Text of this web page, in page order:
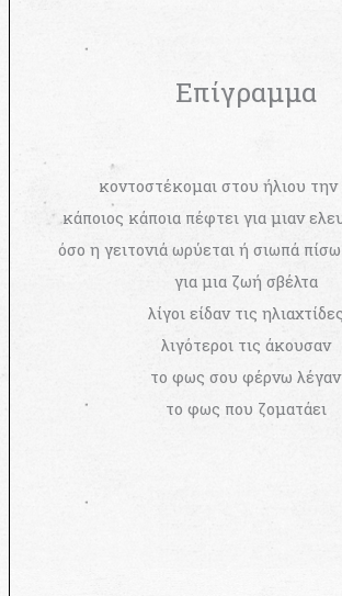
Επίγραμμα
κοντοστέκομαι στου ήλιου
κάποιος κάποια πέφτει για μιαν
όσο η γειτονιά ωρύεται ή σιωπά
για μια ζωή σβέλτα
λίγοι είδαν τις ηλιαχτίδες
λιγότεροι τις άκουσαν
το φως σου φέρνω λέγαν
το φως που ζοματάει